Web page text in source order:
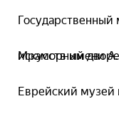
Государственный
искусств имени
Мраморный
Еврейский музей